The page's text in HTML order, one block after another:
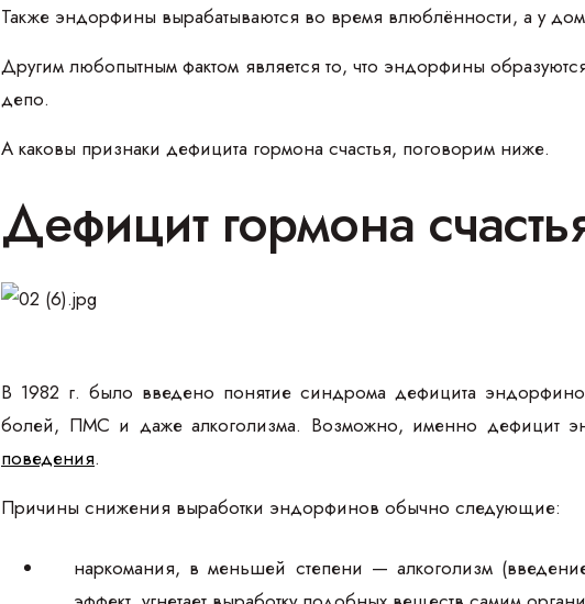
Также эндорфины вырабатываются во время влюблённости, а у
Другим любопытным фактом является то, что эндорфины
депо.
А каковы признаки дефицита гормона счастья, поговорим ниже.
Дефицит гормона
В 1982 г. было введено понятие синдрома дефицита
болей, ПМС и даже алкоголизма. Возможно, именно дефицит
поведения.
Причины снижения выработки эндорфинов обычно следующие:
наркомания, в меньшей степени — алкоголизм